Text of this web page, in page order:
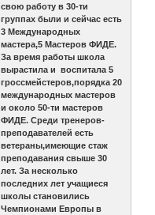
свою работу в 30-ти
группах были и сейчас есть
3 Международных
мастера,5 Мастеров ФИДЕ.
За время работы школа
вырастила и воспитала 5
гроссмейстеров,порядка 20
международных мастеров
и около 50-ти мастеров
ФИДЕ. Среди тренеров-
преподавателей есть
ветераны,имеющие стаж
преподавания свыше 30
лет. За несколько
последних лет учащиеся
школы становились
Чемпионами Европы в